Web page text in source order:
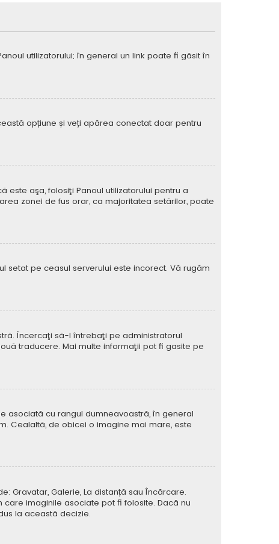
utilizatorului; în general un link poate fi găsit în
opțiune și veți apărea conectat doar pentru
aşa, folosiţi Panoul utilizatorului pentru a
zonei de fus orar, ca majoritatea setărilor, poate
setat pe ceasul serverului este incorect. Vă rugăm
Încercaţi să-l întrebaţi pe administratorul
traducere. Mai multe informaţii pot fi gasite pe
asociată cu rangul dumneavoastră, în general
Cealaltă, de obicei o imagine mai mare, este
Gravatar, Galerie, La distanță sau Încărcare.
imaginile asociate pot fi folosite. Dacă nu
la această decizie.